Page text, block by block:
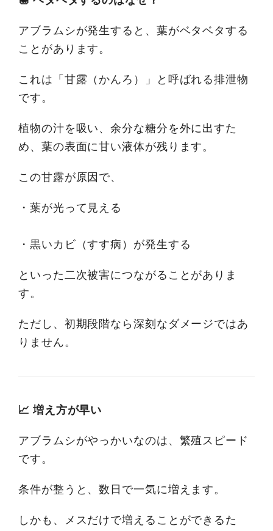
アブラムシが発生すると、葉がベタベタする
ことがあります。
これは「甘露（かんろ）」と呼ばれる排泄物
です。
植物の汁を吸い、余分な糖分を外に出すた
め、葉の表面に甘い液体が残ります。
この甘露が原因で、
・葉が光って見える
・黒いカビ（すす病）が発生する
といった二次被害につながることがありま
す。
ただし、初期段階なら深刻なダメージではあ
りません。
📈 増え方が早い
アブラムシがやっかいなのは、繁殖スピード
です。
条件が整うと、数日で一気に増えます。
しかも、メスだけで増えることができるた